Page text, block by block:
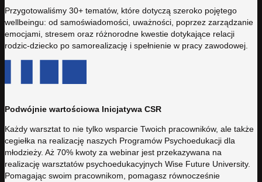
Przygotowaliśmy 30+ tematów, które dotyczą szeroko pojętego
wellbeingu: od samoświadomości, uważności, poprzez zarządzanie
emocjami, stresem oraz różnorodne kwestie dotykające relacji
rodzic-dziecko po samorealizację i spełnienie w pracy zawodowej.
Podwójnie wartościowa Inicjatywa CSR
Każdy warsztat to nie tylko wsparcie Twoich pracowników, ale także
cegiełka na realizację naszych Programów Psychoedukacji dla
młodzieży. Aż 70% kwoty za webinar jest przekazywana na
realizację warsztatów psychoedukacyjnych Wise Future University.
Pomagając swoim pracownikom, pomagasz równocześnie